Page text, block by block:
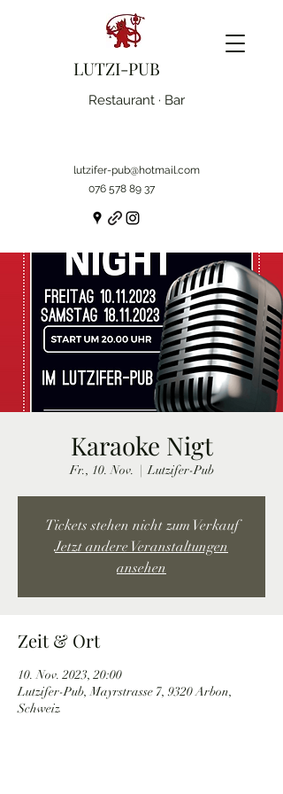
LUTZI-PUB
Restaurant · Bar
lutzifer-pub@hotmail.com
076 578 89 37
Karaoke Nigt
Fr., 10. Nov.
  |
Lutzifer-Pub
Tickets stehen nicht zum Verkauf
Jetzt andere Veranstaltungen
ansehen
Zeit & Ort
10. Nov. 2023, 20:00
Lutzifer-Pub, Mayrstrasse 7, 9320 Arbon,
Schweiz